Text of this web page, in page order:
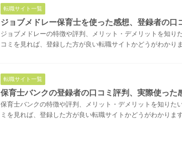
転職サイト一覧
ジョブメドレー保育士を使った感想、登録者の口
ジョブメドレーの特徴や評判、メリット・デメリットを知り
コミを見れば、登録した方が良い転職サイトかどうがわかりま
転職サイト一覧
保育士バンクの登録者の口コミ評判、実際使った
保育士バンクの特徴や評判、メリット・デメリットを知りた
ミを見れば、登録した方が良い転職サイトかどうがわかります